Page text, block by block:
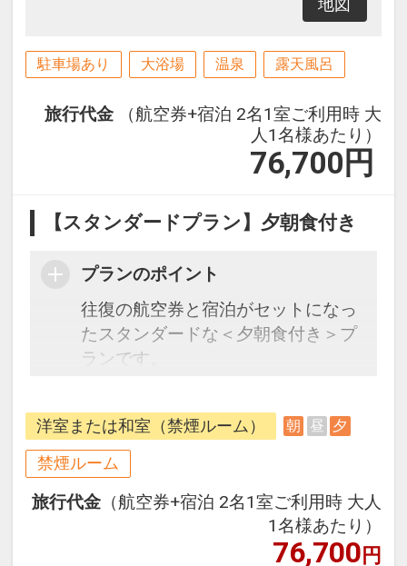
地図
駐車場あり 大浴場 温泉 露天風呂
旅行代金
（航空券+宿泊 2名1室ご利用時 大
人1名様あたり）
76,700 円
【スタンダードプラン】夕朝食付き
プランのポイント
往復の航空券と宿泊がセットになっ
たスタンダードな＜夕朝食付き＞プ
ランです。
できるダイナミックパッケージだか
ら、一都市滞在はもちろん周遊旅行
にも最適！
旅行期間中の1泊だけの宿泊や延
泊・飛び泊なども自由自在です。
フライトは、安心のJAL（または
JALグループ）確約！フライトマイ
洋室または和室（禁煙ルーム） 朝 昼 夕
禁煙ルーム
旅行代金 （航空券+宿泊 2名1室ご利用時 大人
1名様あたり）
76,700円